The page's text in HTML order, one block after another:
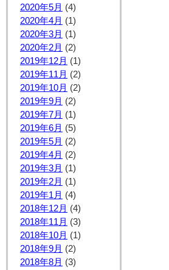
2020年5月 (4)
2020年4月 (1)
2020年3月 (1)
2020年2月 (2)
2019年12月 (1)
2019年11月 (2)
2019年10月 (2)
2019年9月 (2)
2019年7月 (1)
2019年6月 (5)
2019年5月 (2)
2019年4月 (2)
2019年3月 (1)
2019年2月 (1)
2019年1月 (4)
2018年12月 (4)
2018年11月 (3)
2018年10月 (1)
2018年9月 (2)
2018年8月 (3)